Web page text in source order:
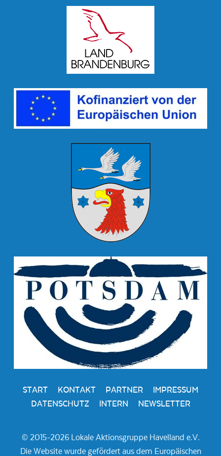
START KONTAKT PARTNER
IMPRESSUM
DATENSCHUTZ
INTERN NEWSLETTER
© 2015-2026 Lokale Aktionsgruppe Havelland e.V.
Die Website wurde gefördert aus dem Europäischen